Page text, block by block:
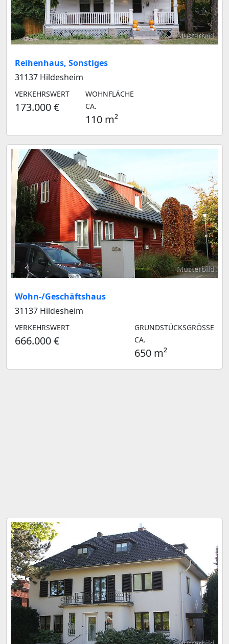
Musterbild
Reihenhaus, Sonstiges
31137 Hildesheim
VERKEHRSWERT
173.000 €
WOHNFLÄCHE
CA.
110 m²
Musterbild
Wohn-/Geschäftshaus
31137 Hildesheim
VERKEHRSWERT
666.000 €
GRUNDSTÜCKSGRÖSSE C
A.
650 m²